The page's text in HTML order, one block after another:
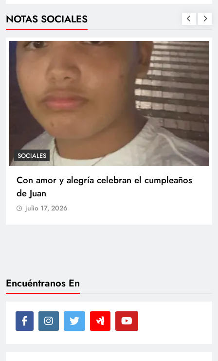
NOTAS SOCIALES
SOCIALES
Con amor y alegría celebran el cumpleaños
de Juan
julio 17, 2026
Encuéntranos En